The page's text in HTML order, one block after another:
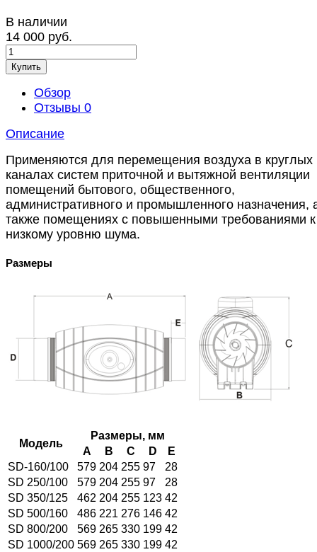
В наличии
14 000 руб.
Купить
Обзор
Отзывы 0
Описание
Применяются для перемещения воздуха в круглых
каналах систем приточной и вытяжной вентиляции
помещений бытового, общественного,
административного и промышленного назначения,
также помещениях с повышенными требованиями к
низкому уровню шума.
Размеры
Модель
Размеры, мм
A
B C D
E
SD-160/100
579 204 255 97
28
SD 250/100
579 204 255 97
28
SD 350/125
462 204 255 123 42
SD 500/160
486 221 276 146 42
SD 800/200
569 265 330 199 42
SD 1000/200 569 265 330 199 42